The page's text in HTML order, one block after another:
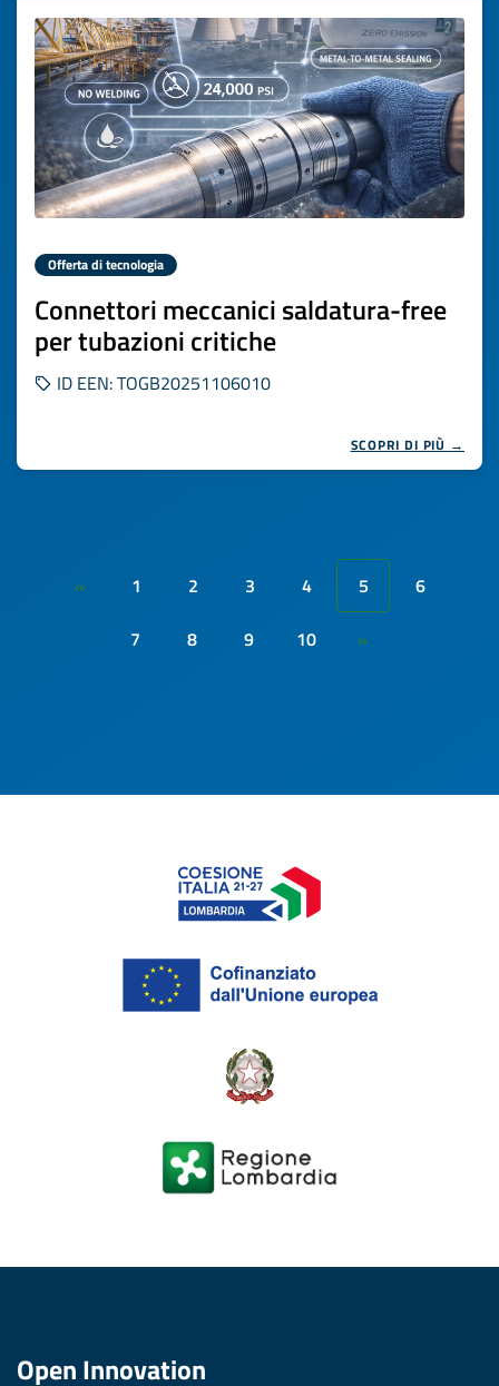
Offerta di tecnologia
Connettori meccanici saldatura-free
per tubazioni critiche
ID EEN: TOGB20251106010
SCOPRI DI PIÙ →
« 1 2 3 4 5
6
7
8 9 10 »
Open Innovation